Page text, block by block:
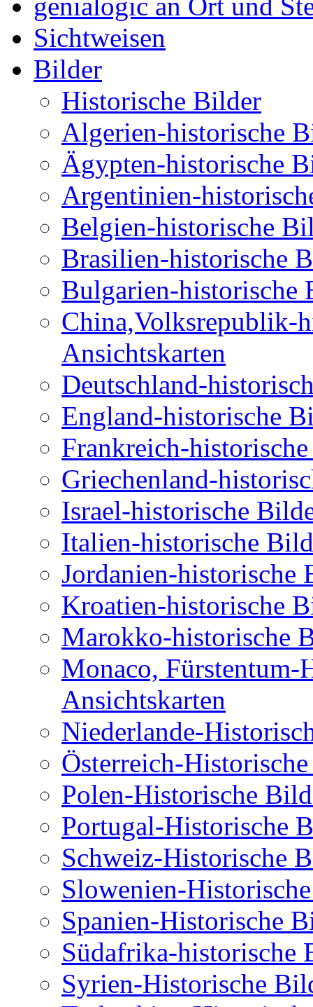
Sichtweisen
Bilder
Historische Bilder
Algerien-historische
Ägypten-historische
Argentinien-
Belgien-historische
Brasilien-historische
Bulgarien-historische
China,Volksrepublik-
Ansichtskarten
Deutschland-
England-historische
Frankreich-
Griechenland-
Israel-historische
Italien-historische
Jordanien-historische
Kroatien-historische
Marokko-historische
Monaco,
Ansichtskarten
Niederlande-
Österreich-
Polen-Historische
Portugal-Historische
Schweiz-Historische
Slowenien-
Spanien-Historische
Südafrika-historische
Syrien-Historische